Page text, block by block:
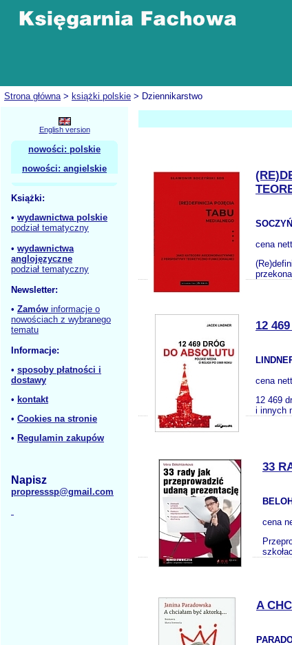
Strona główna> książki polskie > Dziennikarstwo
English version
nowości: polskie
nowości: angielskie
Książki:
• wydawnictwa polskie
podział tematyczny
• wydawnictwa
anglojęzyczne
podział tematyczny
Newsletter:
• Zamów informacje o
nowościach z wybranego
tematu
Informacje:
• sposoby płatności i
dostawy
• kontakt
• Cookies na stronie
• Regulamin zakupów
Napisz
propresssp@gmail.com
cena
12
cena
12 469
i innych
33
cena
A